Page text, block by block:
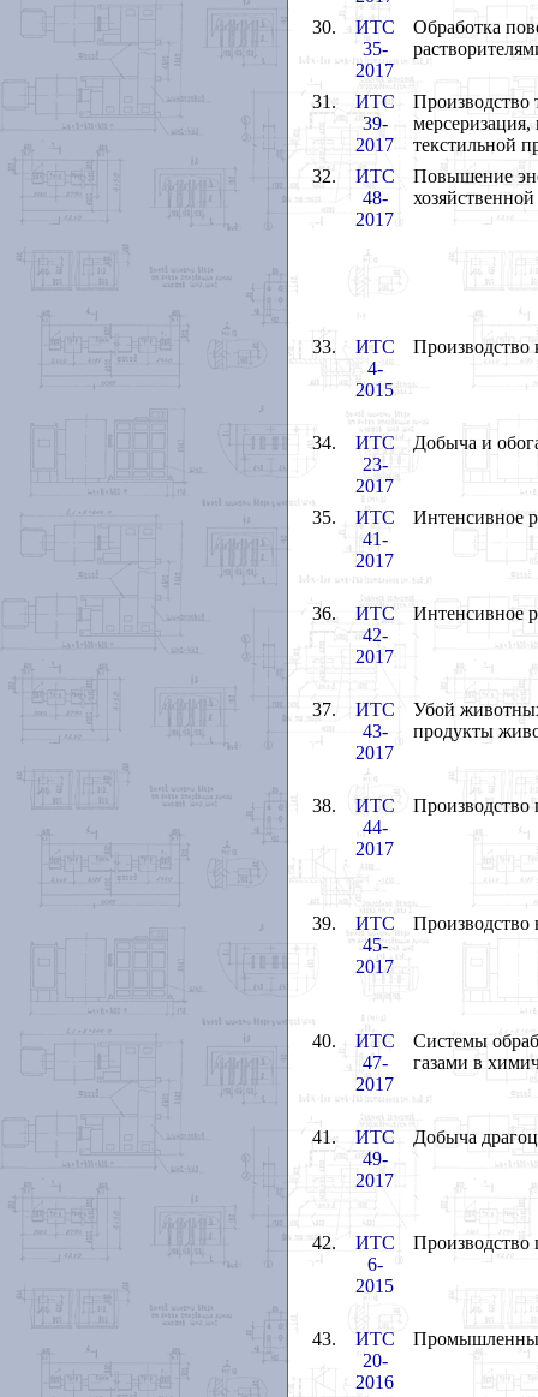
30.
ИТС
35-
2017
Обработка
31.
ИТС
39-
2017
Производство
текстильной
32.
ИТС
48-
2017
Повышение
33.
ИТС
4-
2015
Производство
34.
ИТС
23-
2017
Добыча и
35.
ИТС
41-
2017
Интенсивное
36.
ИТС
42-
2017
Интенсивное
37.
ИТС
43-
2017
Убой
продукты
38.
ИТС
44-
2017
Производство
39.
ИТС
45-
2017
Производство
40.
ИТС
47-
2017
Системы
газами в
41.
ИТС
49-
2017
Добыча
42.
ИТС
6-
2015
Производство
43.
ИТС
20-
2016